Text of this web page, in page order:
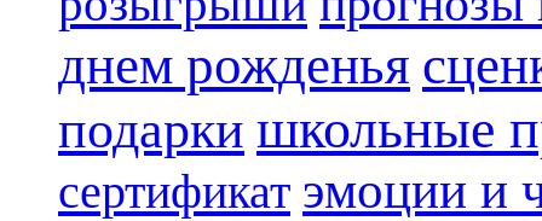
днем рожденья
подарки школьные
сертификат эмоции и